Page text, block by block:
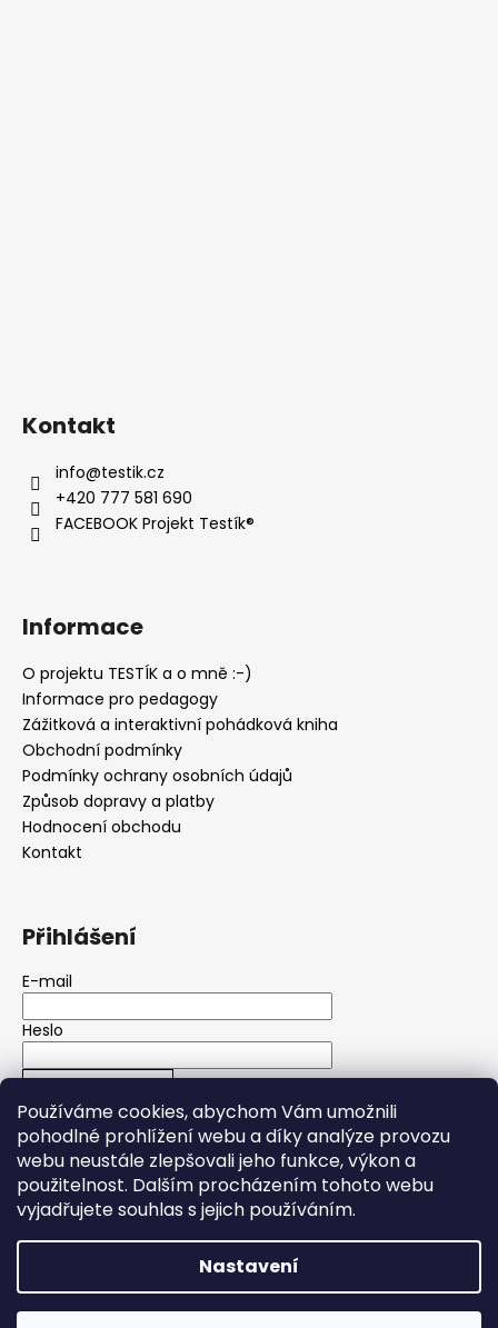
Používáme cookies, abychom Vám umožnili
pohodlné prohlížení webu a díky analýze provozu
webu neustále zlepšovali jeho funkce, výkon a
použitelnost. Dalším procházením tohoto webu
vyjadřujete souhlas s jejich používáním.
Nastavení
Kontakt
info@testik.cz
+420 777 581 690
FACEBOOK Projekt Testík®
Informace
O projektu TESTÍK a o mně :-)
Informace pro pedagogy
Zážitková a interaktivní pohádková kniha
Obchodní podmínky
Podmínky ochrany osobních údajů
Způsob dopravy a platby
Hodnocení obchodu
Kontakt
Přihlášení
E-mail
Heslo
PŘIHLÁSIT SE
Nová registraceZapomenuté heslo